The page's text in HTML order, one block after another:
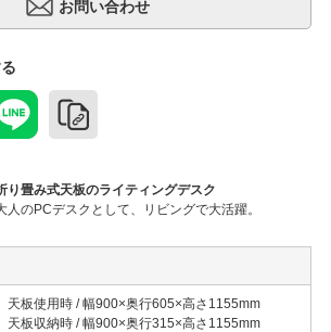
り畳み式天板のライティングデスク
のPCデスクとして、リビングで大活躍。
天板使用時 / 幅900×奥行605×高さ1155mm
天板収納時 / 幅900×奥行315×高さ1155mm